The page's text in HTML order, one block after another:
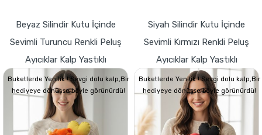
Beyaz Silindir Kutu İçinde
Sevimli Turuncu Renkli Peluş
Ayıcıklar Kalp Yastıklı
Buketlerde Yenilik ! Sevgi dolu kalp,Bir
hediyeye dönüşse böyle görünürdü!
Siyah Silindir Kutu İçinde
Sevimli Kırmızı Renkli Peluş
Ayıcıklar Kalp Yastıklı
Buketlerde Yenilik ! Sevgi dolu kalp,Bir
hediyeye dönüşse böyle görünürdü!